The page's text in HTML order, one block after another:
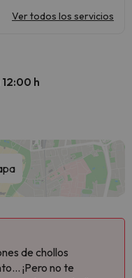
Ver todos los servicios
h
de chollos
¡Pero no te